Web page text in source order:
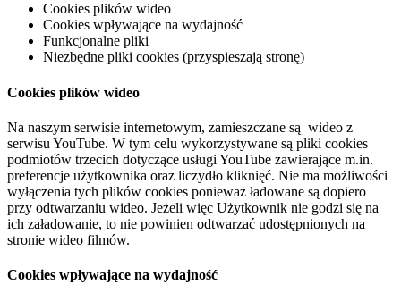
Cookies plików wideo
Cookies wpływające na wydajność
Funkcjonalne pliki
Niezbędne pliki cookies (przyspieszają stronę)
Cookies plików wideo
Na naszym serwisie internetowym, zamieszczane są wideo z
serwisu YouTube. W tym celu wykorzystywane są pliki cookies
podmiotów trzecich dotyczące usługi YouTube zawierające m.in.
preferencje użytkownika oraz liczydło kliknięć. Nie ma możliwości
wyłączenia tych plików cookies ponieważ ładowane są dopiero
przy odtwarzaniu wideo. Jeżeli więc Użytkownik nie godzi się na
ich załadowanie, to nie powinien odtwarzać udostępnionych na
stronie wideo filmów.
Cookies wpływające na wydajność